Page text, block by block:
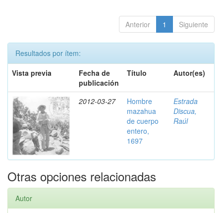
Anterior 1 Siguiente
Resultados por ítem:
Vista previa
Fecha de
publicación
Título Autor(es)
2012-03-27
Hombre
mazahua
de cuerpo
entero,
1697
Estrada
Discua,
Raúl
Otras opciones relacionadas
Autor